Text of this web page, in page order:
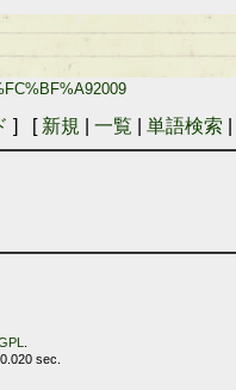
] [ 新規 一覧 単語検索
sec.